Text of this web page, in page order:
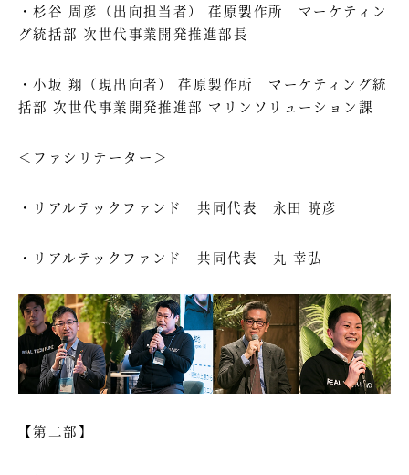
・杉谷 周彦（出向担当者） 荏原製作所 マーケティン
グ統括部 次世代事業開発推進部長
・小坂 翔（現出向者） 荏原製作所 マーケティング統
括部 次世代事業開発推進部 マリンソリューション課
＜ファシリテーター＞
・リアルテックファンド 共同代表 永田 暁彦
・リアルテックファンド 共同代表 丸 幸弘
【第二部】